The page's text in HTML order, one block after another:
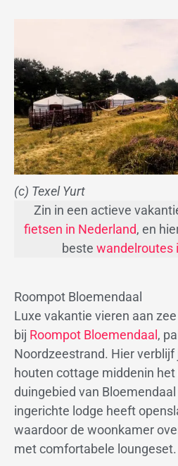
(c) Texel Yurt
Zin in een actieve
fietsen in Nederland, en
beste wandelroutes
Roompot Bloemendaal
Luxe vakantie vieren aan
bij Roompot Bloemendaal ,
Noordzeestrand. Hier verblijf
houten cottage middenin
duingebied van
ingerichte lodge heeft
waardoor de woonkamer
met comfortabele loungeset.